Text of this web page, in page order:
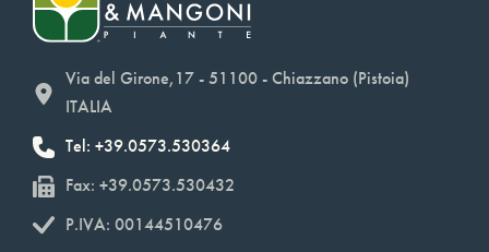
Via del Girone,17 - 51100 - Chiazzano (Pistoia)
ITALIA
Tel: +39.0573.530364
Fax: +39.0573.530432
P.IVA: 00144510476